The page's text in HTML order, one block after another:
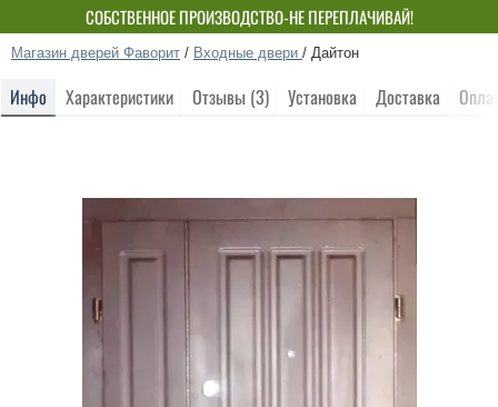
СОБСТВЕННОЕ ПРОИЗВОДСТВО-НЕ ПЕРЕПЛАЧИВАЙ!
Магазин дверей Фаворит / Входные двери / Дайтон
Инфо Характеристики Отзывы (3) Установка Доставка